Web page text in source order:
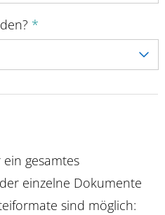
*
gesamtes
einzelne Dokumente
sind möglich: